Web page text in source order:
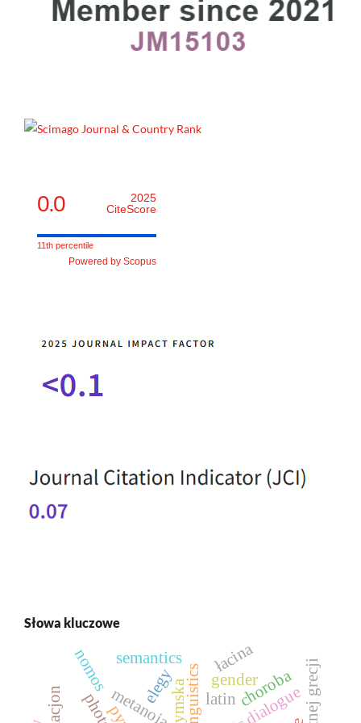
0.0
2025
CiteScore
11th percentile
Powered by Scopus
Słowa kluczowe
metanoia
elegy latin
linguistics
semantics
choroba
nomos gender
łacina